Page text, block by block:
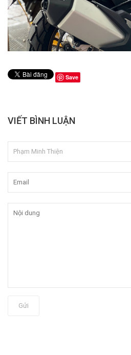
Save
VIẾT BÌNH LUẬN
Gửi